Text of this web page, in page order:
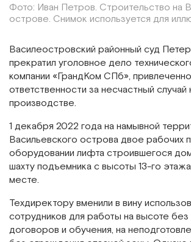
Фото: Иван Петров. Строительство на
острове. Снимок используется для
Василеостровский районный суд
прекратил уголовное дело
компании «ГрандКом СПб»,
ответственности за несчастный случай
производстве.
1 декабря 2022 года на намывной
Васильевского острова двое рабочих
оборудовании лифта строившегося
шахту подъемника с высоты 13-го
месте.
Техдиректору вменили в вину
сотрудников для работы на высоте
договоров и обучения, на